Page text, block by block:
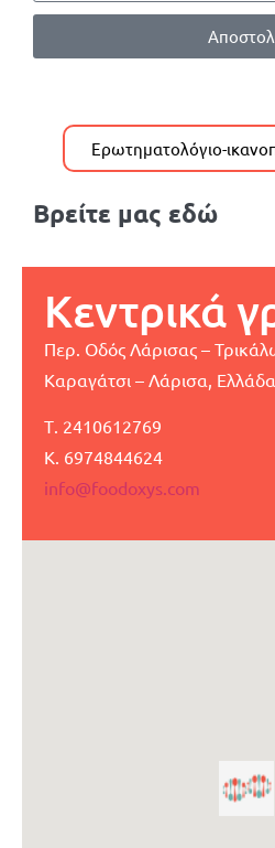
Ερωτηματολόγιο-
Βρείτε μας εδώ
Κεντρικά
Περ. Οδός Λάρισας –
Καραγάτσι – Λάρισα, Ελλάδα
Τ. 2410612769
Κ. 6974844624
info@foodoxys.com